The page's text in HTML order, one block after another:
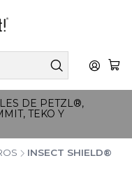
DE PETZL®,
TEKO Y
INSECT SHIELD®